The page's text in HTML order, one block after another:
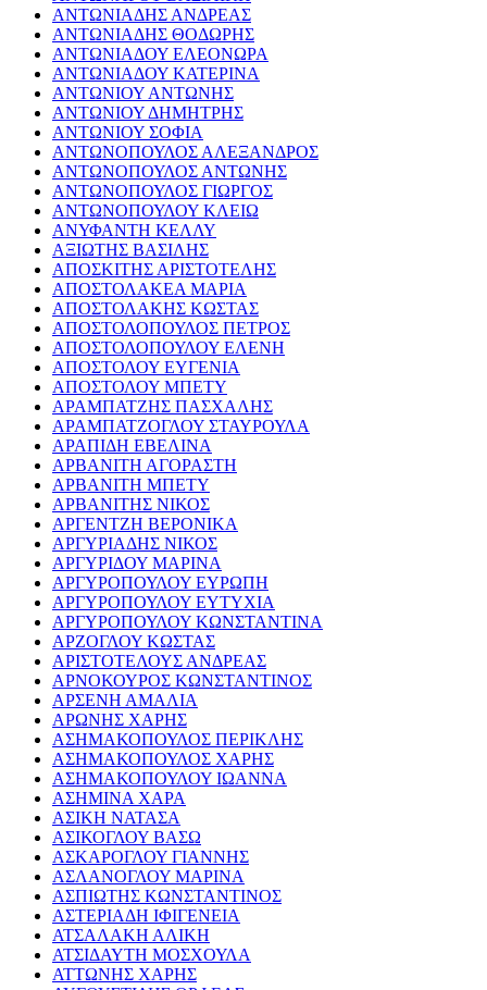
ΑΝΤΩΝΙΑΔΗΣ ΑΝΔΡΕΑΣ
ΑΝΤΩΝΙΑΔΗΣ ΘΟΔΩΡΗΣ
ΑΝΤΩΝΙΑΔΟΥ ΕΛΕΟΝΩΡΑ
ΑΝΤΩΝΙΑΔΟΥ ΚΑΤΕΡΙΝΑ
ΑΝΤΩΝΙΟΥ ΑΝΤΩΝΗΣ
ΑΝΤΩΝΙΟΥ ΔΗΜΗΤΡΗΣ
ΑΝΤΩΝΙΟΥ ΣΟΦΙΑ
ΑΝΤΩΝΟΠΟΥΛΟΣ ΑΛΕΞΑΝΔΡΟΣ
ΑΝΤΩΝΟΠΟΥΛΟΣ ΑΝΤΩΝΗΣ
ΑΝΤΩΝΟΠΟΥΛΟΣ ΓΙΩΡΓΟΣ
ΑΝΤΩΝΟΠΟΥΛΟΥ ΚΛΕΙΩ
ΑΝΥΦΑΝΤΗ ΚΕΛΛΥ
ΑΞΙΩΤΗΣ ΒΑΣΙΛΗΣ
ΑΠΟΣΚΙΤΗΣ ΑΡΙΣΤΟΤΕΛΗΣ
ΑΠΟΣΤΟΛΑΚΕΑ ΜΑΡΙΑ
ΑΠΟΣΤΟΛΑΚΗΣ ΚΩΣΤΑΣ
ΑΠΟΣΤΟΛΟΠΟΥΛΟΣ ΠΕΤΡΟΣ
ΑΠΟΣΤΟΛΟΠΟΥΛΟΥ ΕΛΕΝΗ
ΑΠΟΣΤΟΛΟΥ ΕΥΓΕΝΙΑ
ΑΠΟΣΤΟΛΟΥ ΜΠΕΤΥ
ΑΡΑΜΠΑΤΖΗΣ ΠΑΣΧΑΛΗΣ
ΑΡΑΜΠΑΤΖΟΓΛΟΥ ΣΤΑΥΡΟΥΛΑ
ΑΡΑΠΙΔΗ ΕΒΕΛΙΝΑ
ΑΡΒΑΝΙΤΗ ΑΓΟΡΑΣΤΗ
ΑΡΒΑΝΙΤΗ ΜΠΕΤΥ
ΑΡΒΑΝΙΤΗΣ ΝΙΚΟΣ
ΑΡΓΕΝΤΖΗ ΒΕΡΟΝΙΚΑ
ΑΡΓΥΡΙΑΔΗΣ ΝΙΚΟΣ
ΑΡΓΥΡΙΔΟΥ ΜΑΡΙΝΑ
ΑΡΓΥΡΟΠΟΥΛΟΥ ΕΥΡΩΠΗ
ΑΡΓΥΡΟΠΟΥΛΟΥ ΕΥΤΥΧΙΑ
ΑΡΓΥΡΟΠΟΥΛΟΥ ΚΩΝΣΤΑΝΤΙΝΑ
ΑΡΖΟΓΛΟΥ ΚΩΣΤΑΣ
ΑΡΙΣΤΟΤΕΛΟΥΣ ΑΝΔΡΕΑΣ
ΑΡΝΟΚΟΥΡΟΣ ΚΩΝΣΤΑΝΤΙΝΟΣ
ΑΡΣΕΝΗ ΑΜΑΛΙΑ
ΑΡΩΝΗΣ ΧΑΡΗΣ
ΑΣΗΜΑΚΟΠΟΥΛΟΣ ΠΕΡΙΚΛΗΣ
ΑΣΗΜΑΚΟΠΟΥΛΟΣ ΧΑΡΗΣ
ΑΣΗΜΑΚΟΠΟΥΛΟΥ ΙΩΑΝΝΑ
ΑΣΗΜΙΝΑ ΧΑΡΑ
ΑΣΙΚΗ ΝΑΤΑΣΑ
ΑΣΙΚΟΓΛΟΥ ΒΑΣΩ
ΑΣΚΑΡΟΓΛΟΥ ΓΙΑΝΝΗΣ
ΑΣΛΑΝΟΓΛΟΥ ΜΑΡΙΝΑ
ΑΣΠΙΩΤΗΣ ΚΩΝΣΤΑΝΤΙΝΟΣ
ΑΣΤΕΡΙΑΔΗ ΙΦΙΓΕΝΕΙΑ
ΑΤΣΑΛΑΚΗ ΑΛΙΚΗ
ΑΤΣΙΔΑΥΤΗ ΜΟΣΧΟΥΛΑ
ΑΤΤΩΝΗΣ ΧΑΡΗΣ